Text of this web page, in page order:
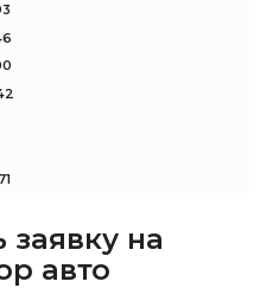
заявку на
авто